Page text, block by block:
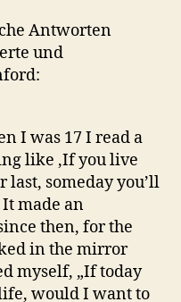
Antworten
und
I was 17 I read a
like ‚If you live
last, someday you’ll
made an
then, for the
in the mirror
myself, „If today
would I want to